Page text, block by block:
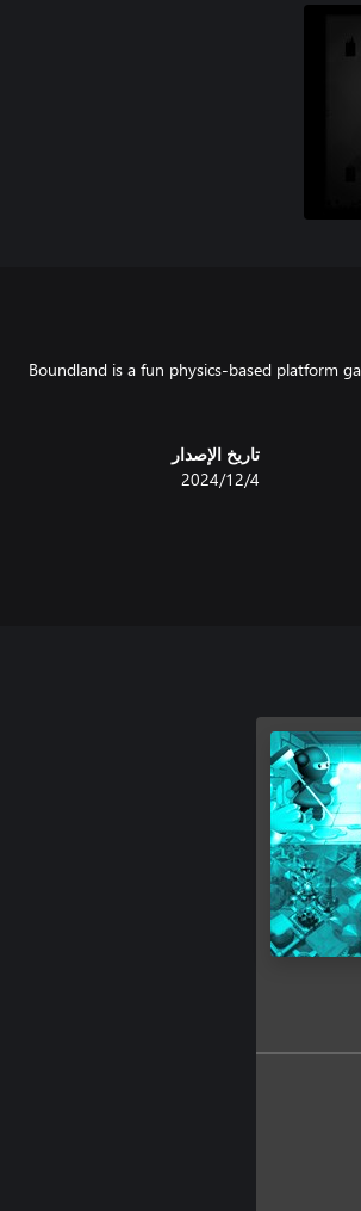
Boundland is a fun physics-based platform
تاريخ الإصدار
4‏/12‏/2024